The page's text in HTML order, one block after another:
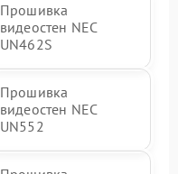
Прошивка
видеостен NEC
UN462S
Прошивка
видеостен NEC
UN552